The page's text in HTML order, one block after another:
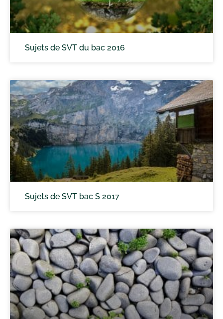
Sujets de SVT du bac 2016
Sujets de SVT bac S 2017